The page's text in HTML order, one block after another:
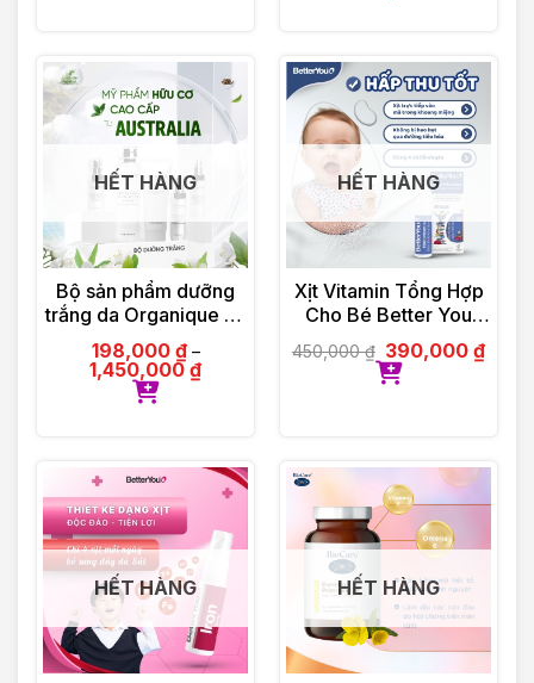
HẾT HÀNG
Bộ sản phẩm dưỡng
trắng da Organique by
Olinda Spring hữu cơ
cao cấp Úc
198,000 ₫–
1,450,000₫
HẾT HÀNG
Xịt Vitamin Tổng Hợp
Cho Bé Better You
Multivitamin 25ml
450,000₫ 390,000₫
HẾT HÀNG HẾT HÀNG